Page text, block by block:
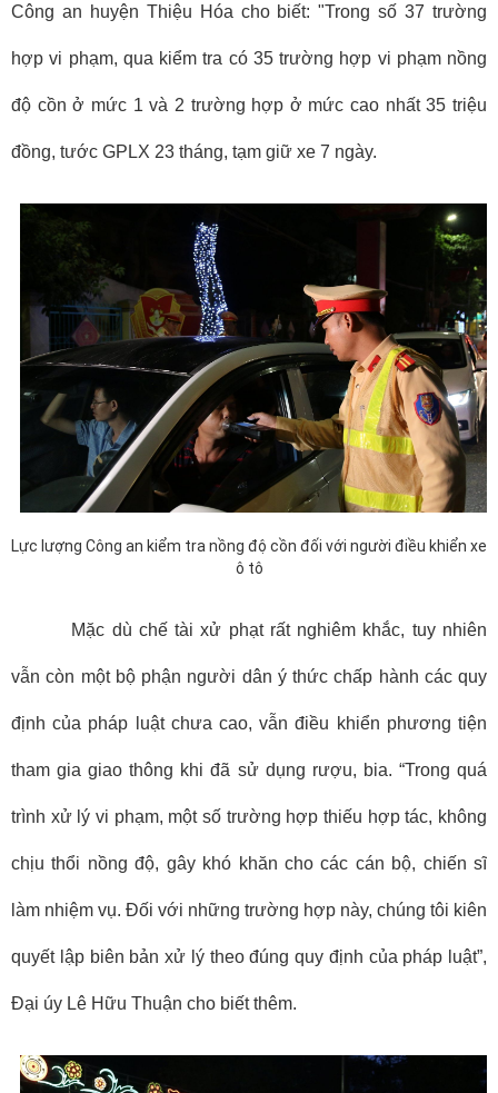
Công an huyện Thiệu Hóa cho biết: "Trong số 37 trường
hợp vi phạm, qua kiểm tra có 35 trường hợp vi phạm nồng
độ cồn ở mức 1 và 2 trường hợp ở mức cao nhất 35 triệu
đồng, tước GPLX 23 tháng, tạm giữ xe 7 ngày.
Lực lượng Công an kiểm tra nồng độ cồn đối với người điều khiển xe
ô tô
Mặc dù chế tài xử phạt rất nghiêm khắc, tuy nhiên
vẫn còn một bộ phận người dân ý thức chấp hành các quy
định của pháp luật chưa cao, vẫn điều khiển phương tiện
tham gia giao thông khi đã sử dụng rượu, bia. “Trong quá
trình xử lý vi phạm, một số trường hợp thiếu hợp tác, không
chịu thổi nồng độ, gây khó khăn cho các cán bộ, chiến sĩ
làm nhiệm vụ. Đối với những trường hợp này, chúng tôi kiên
quyết lập biên bản xử lý theo đúng quy định của pháp luật”,
Đại úy Lê Hữu Thuận cho biết thêm.